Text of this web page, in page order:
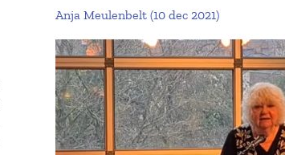
Anja Meulenbelt (10 dec 2021)